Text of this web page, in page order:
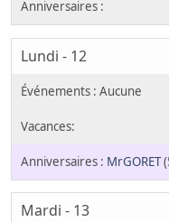
Lundi - 12
MrGORET
Mardi - 13